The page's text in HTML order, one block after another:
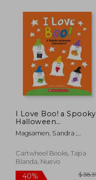
45%
dcto.
I Love Boo! a Spooky
Halloween
Countdown! (en
Inglés)
Magsamen, Sandra ;
Cartwheel Books, Tapa
Blanda, Nuevo